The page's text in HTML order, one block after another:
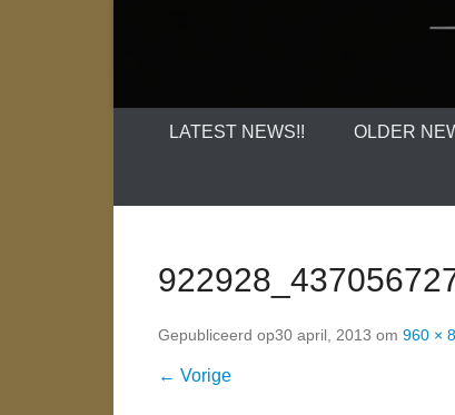
LATEST NEWS!! OLDER
Gepubliceerd op30 april, 2013 om 960 ×
← Vorige